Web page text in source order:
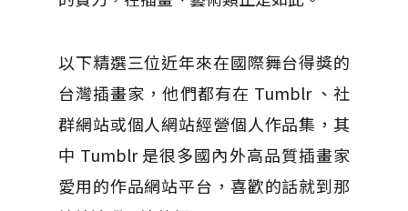
以下精選三位近年來在國際舞台得獎的
台灣插畫家，他們都有在 Tumblr 、社
群網站或個人網站經營個人作品集，其
中 Tumblr 是很多國內外高品質插畫家
愛用的作品網站平台，喜歡的話就到那